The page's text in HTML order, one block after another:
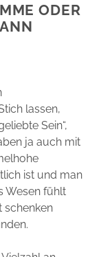
ODER
lassen,
Sein“,
ja auch mit
ist und man
Wesen fühlt
schenken